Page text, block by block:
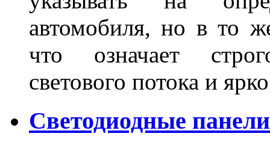
автомобиля, но в то
что означает
светового потока и
Светодиодные